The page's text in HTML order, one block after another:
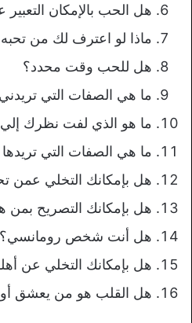
هل الحب بالإمكان التعبير
ماذا لو اعترف لك من تحبه
هل للحب وقت محدد؟
ما هي الصفات التي
ما هو الذي لفت نظرك
ما هي الصفات التي
هل بإمكانك التخلي عمن
هل بإمكانك التصريح بمن
هل أنت شخص رومانسي؟
هل بإمكانك التخلي عن
هل القلب هو من يعشق